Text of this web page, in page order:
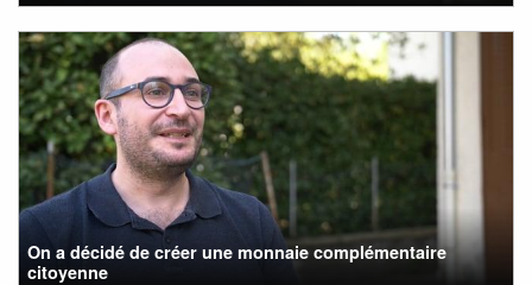
On a décidé de créer une monnaie complémentaire
citoyenne